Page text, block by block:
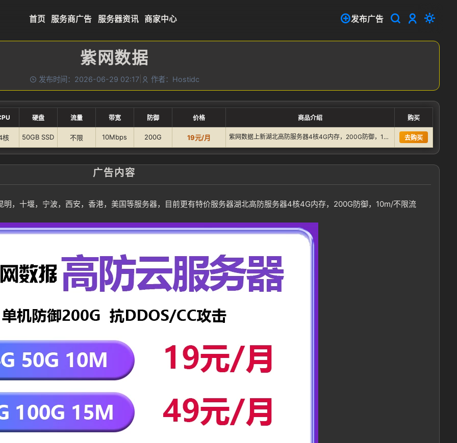
首页 服务商广告 服务器资讯 商家中心 发布广告
紫网数据
发布时间：2026-06-29 02:17| 作者：Hostidc
硬盘 流量 带宽 防御 价格 商品介绍 购买
核 50GB SSD 不限 10Mbps 200G 19元/月 紫网数据上新湖北高防服务器4核4G内存，200G防御，10m… 去购买
广告内容
，十堰，宁波，西安，香港，美国等服务器，目前更有特价服务器湖北高防服务器4核4G内存，200G防御，10m/不限流